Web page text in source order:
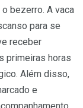
bezerro. A vaca
para se
receber
primeiras horas
Além disso,
e